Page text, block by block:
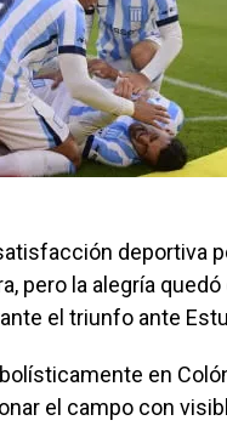
deportiva
pero la alegría quedó
el triunfo ante
en
el campo con